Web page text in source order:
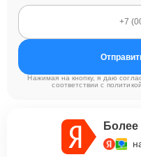
Нажимая на кнопку, я даю
соответствии с